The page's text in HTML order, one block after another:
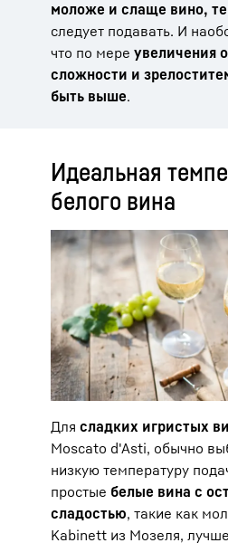
моложе и слаще вино,
следует подавать. И
что по мере увеличения
сложности и зрелости
быть выше.
Идеальная
белого вина
Для сладких игристых
Moscato d'Asti, обычно
низкую температуру
простые белые вина с
сладостью, такие как
Kabinett из Мозеля,